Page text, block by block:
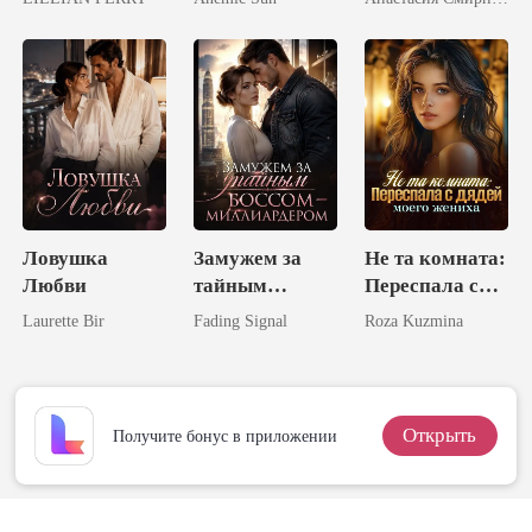
состояния!
злейшего
врага
Ловушка
Любви
Laurette Bir
Замужем за
тайным
боссом-
Fading Signal
Не та комната:
Переспала с
дядей моего
Roza Kuzmina
Получите бонус в приложении Открыть